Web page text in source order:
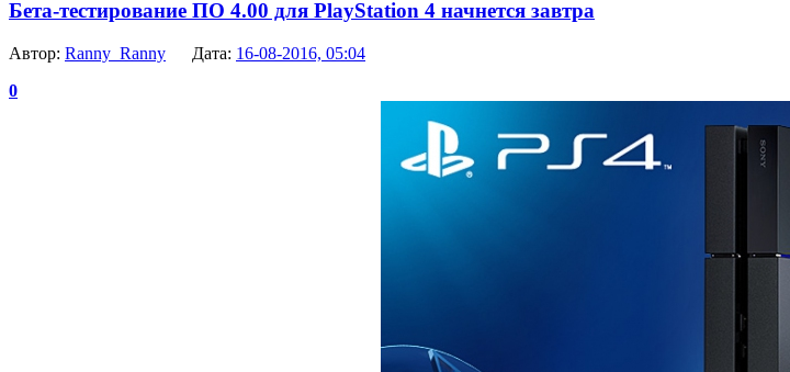
Бета-тестирование ПО 4.00 для PlayStation 4 начнется завтра
Автор: Ranny_Ranny Дата: 16-08-2016, 05:04
0